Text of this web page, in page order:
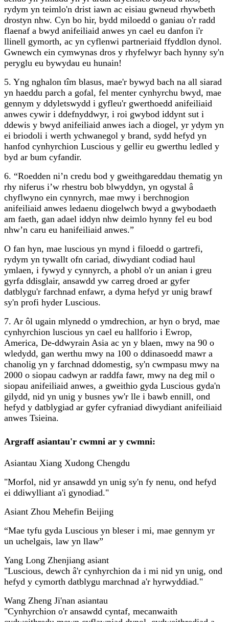
rydym yn teimlo'n drist iawn ac eisiau gwneud rhywbeth
drostyn nhw. Cyn bo hir, bydd miloedd o ganiau o'r radd
flaenaf a bwyd anifeiliaid anwes yn cael eu danfon i'r
llinell gymorth, ac yn cyflenwi partneriaid ffyddlon dynol.
Gwnewch ein cymwynas dros y rhyfelwyr bach hynny sy'n
peryglu eu bywydau eu hunain!
5. Yng nghalon tîm blasus, mae'r bywyd bach na all siarad
yn haeddu parch a gofal, fel menter cynhyrchu bwyd, mae
gennym y ddyletswydd i gyfleu'r gwerthoedd anifeiliaid
anwes cywir i ddefnyddwyr, i roi gwybod iddynt sut i
ddewis y bwyd anifeiliaid anwes iach a diogel, yr ydym yn
ei briodoli i werth ychwanegol y brand, sydd hefyd yn
hanfod cynhyrchion Luscious y gellir eu gwerthu ledled y
byd ar bum cyfandir.
6. “Roedden ni’n credu bod y gweithgareddau thematig yn
rhy niferus i’w rhestru bob blwyddyn, yn ogystal â
chyflwyno ein cynnyrch, mae mwy i berchnogion
anifeiliaid anwes ledaenu diogelwch bwyd a gwybodaeth
am faeth, gan adael iddyn nhw deimlo hynny fel eu bod
nhw’n caru eu hanifeiliaid anwes.”
O fan hyn, mae luscious yn mynd i filoedd o gartrefi,
rydym yn tywallt ofn cariad, diwydiant codiad haul
ymlaen, i fywyd y cynnyrch, a phobl o'r un anian i greu
gyrfa ddisglair, ansawdd yw carreg droed ar gyfer
datblygu'r farchnad enfawr, a dyma hefyd yr unig brawf
sy'n profi hyder Luscious.
7. Ar ôl ugain mlynedd o ymdrechion, ar hyn o bryd, mae
cynhyrchion luscious yn cael eu hallforio i Ewrop,
America, De-ddwyrain Asia ac yn y blaen, mwy na 90 o
wledydd, gan werthu mwy na 100 o ddinasoedd mawr a
chanolig yn y farchnad ddomestig, sy'n cwmpasu mwy na
2000 o siopau cadwyn ar raddfa fawr, mwy na deg mil o
siopau anifeiliaid anwes, a gweithio gyda Luscious gyda'n
gilydd, nid yn unig y busnes yw'r lle i bawb ennill, ond
hefyd y datblygiad ar gyfer cyfraniad diwydiant anifeiliaid
anwes Tsieina.
Argraff asiantau'r cwmni ar y cwmni:
Asiantau Xiang Xudong Chengdu
"Morfol, nid yr ansawdd yn unig sy'n fy nenu, ond hefyd
ei ddiwylliant a'i gynodiad."
Asiant Zhou Mehefin Beijing
“Mae tyfu gyda Luscious yn bleser i mi, mae gennym yr
un uchelgais, law yn llaw”
Yang Long Zhenjiang asiant
"Luscious, dewch â'r cynhyrchion da i mi nid yn unig, ond
hefyd y cymorth datblygu marchnad a'r hyrwyddiad."
Wang Zheng Ji'nan asiantau
"Cynhyrchion o'r ansawdd cyntaf, mecanwaith